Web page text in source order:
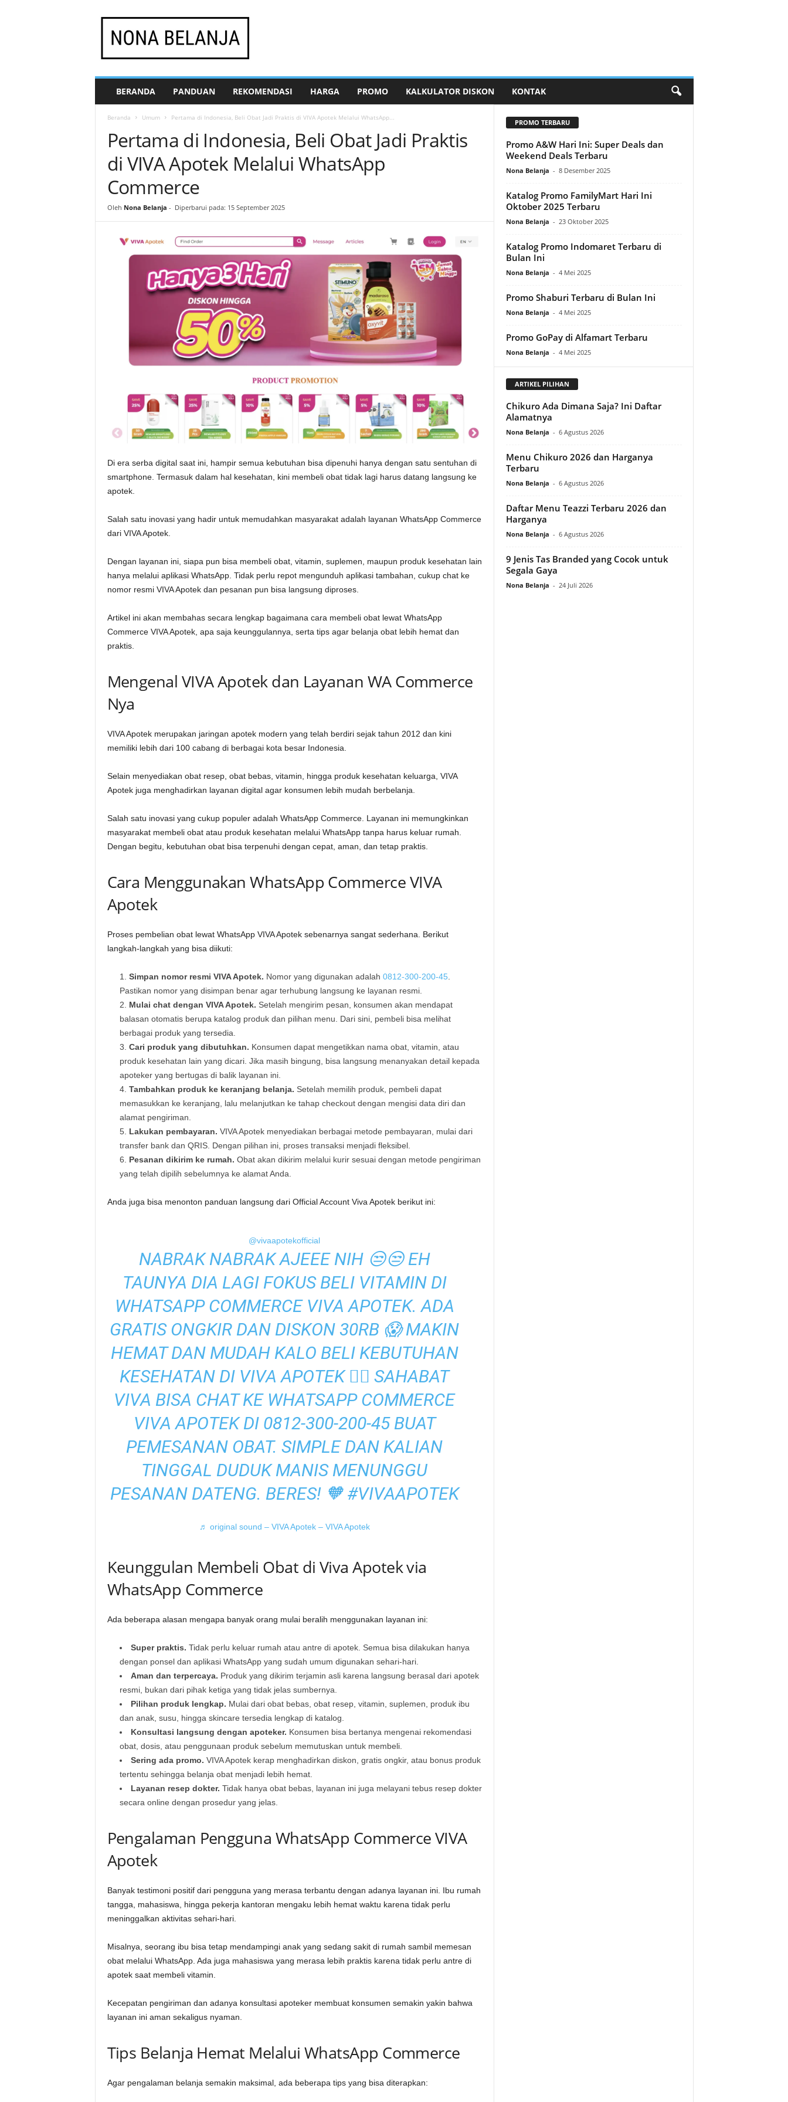
BERANDA PANDUAN REKOMENDASI HARGA PROMO KALKULATOR DISKON KONTAK
Beranda Umum Pertama di Indonesia, Beli Obat Jadi Praktis di VIVA Apotek Melalui WhatsApp...
Pertama di Indonesia, Beli Obat Jadi Praktis
di VIVA Apotek Melalui WhatsApp
Commerce
Oleh Nona Belanja - Diperbarui pada: 15 September 2025
Di era serba digital saat ini, hampir semua kebutuhan bisa dipenuhi hanya dengan satu sentuhan di
smartphone. Termasuk dalam hal kesehatan, kini membeli obat tidak lagi harus datang langsung ke
apotek.
Salah satu inovasi yang hadir untuk memudahkan masyarakat adalah layanan WhatsApp Commerce
dari VIVA Apotek.
Dengan layanan ini, siapa pun bisa membeli obat, vitamin, suplemen, maupun produk kesehatan lain
hanya melalui aplikasi WhatsApp. Tidak perlu repot mengunduh aplikasi tambahan, cukup chat ke
nomor resmi VIVA Apotek dan pesanan pun bisa langsung diproses.
Artikel ini akan membahas secara lengkap bagaimana cara membeli obat lewat WhatsApp
Commerce VIVA Apotek, apa saja keunggulannya, serta tips agar belanja obat lebih hemat dan
praktis.
Mengenal VIVA Apotek dan Layanan WA Commerce
Nya
VIVA Apotek merupakan jaringan apotek modern yang telah berdiri sejak tahun 2012 dan kini
memiliki lebih dari 100 cabang di berbagai kota besar Indonesia.
Selain menyediakan obat resep, obat bebas, vitamin, hingga produk kesehatan keluarga, VIVA
Apotek juga menghadirkan layanan digital agar konsumen lebih mudah berbelanja.
Salah satu inovasi yang cukup populer adalah WhatsApp Commerce. Layanan ini memungkinkan
masyarakat membeli obat atau produk kesehatan melalui WhatsApp tanpa harus keluar rumah.
Dengan begitu, kebutuhan obat bisa terpenuhi dengan cepat, aman, dan tetap praktis.
Cara Menggunakan WhatsApp Commerce VIVA
Apotek
Proses pembelian obat lewat WhatsApp VIVA Apotek sebenarnya sangat sederhana. Berikut
langkah-langkah yang bisa diikuti:
Simpan nomor resmi VIVA Apotek. Nomor yang digunakan adalah 0812-300-200-45
Pastikan nomor yang disimpan benar agar terhubung langsung ke layanan resmi.
Mulai chat dengan VIVA Apotek. Setelah mengirim pesan, konsumen akan mendapat
balasan otomatis berupa katalog produk dan pilihan menu. Dari sini, pembeli bisa melihat
berbagai produk yang tersedia.
Cari produk yang dibutuhkan. Konsumen dapat mengetikkan nama obat, vitamin, atau
produk kesehatan lain yang dicari. Jika masih bingung, bisa langsung menanyakan detail kepada
apoteker yang bertugas di balik layanan ini.
Tambahkan produk ke keranjang belanja. Setelah memilih produk, pembeli dapat
memasukkan ke keranjang, lalu melanjutkan ke tahap checkout dengan mengisi data diri dan
alamat pengiriman.
Lakukan pembayaran. VIVA Apotek menyediakan berbagai metode pembayaran, mulai dari
transfer bank dan QRIS. Dengan pilihan ini, proses transaksi menjadi fleksibel.
Pesanan dikirim ke rumah. Obat akan dikirim melalui kurir sesuai dengan metode pengiriman
yang telah dipilih sebelumnya ke alamat Anda.
Anda juga bisa menonton panduan langsung dari Official Account Viva Apotek berikut ini:
@vivaapotekofficial
NABRAK NABRAK AJEEE NIH 😒😒 EH
TAUNYA DIA LAGI FOKUS BELI VITAMIN DI
WHATSAPP COMMERCE VIVA APOTEK. ADA
GRATIS ONGKIR DAN DISKON 30RB 😱 MAKIN
HEMAT DAN MUDAH KALO BELI KEBUTUHAN
KESEHATAN DI VIVA APOTEK 👌🏼 SAHABAT
VIVA BISA CHAT KE WHATSAPP COMMERCE
VIVA APOTEK DI 0812-300-200-45 BUAT
PEMESANAN OBAT. SIMPLE DAN KALIAN
TINGGAL DUDUK MANIS MENUNGGU
PESANAN DATENG. BERES! 🧡 #VIVAAPOTEK
♬ original sound – VIVA Apotek – VIVA Apotek
Keunggulan Membeli Obat di Viva Apotek via
WhatsApp Commerce
Ada beberapa alasan mengapa banyak orang mulai beralih menggunakan layanan ini:
Super praktis. Tidak perlu keluar rumah atau antre di apotek. Semua bisa dilakukan hanya
dengan ponsel dan aplikasi WhatsApp yang sudah umum digunakan sehari-hari.
Aman dan terpercaya. Produk yang dikirim terjamin asli karena langsung berasal dari apotek
resmi, bukan dari pihak ketiga yang tidak jelas sumbernya.
Pilihan produk lengkap. Mulai dari obat bebas, obat resep, vitamin, suplemen, produk ibu
dan anak, susu, hingga skincare tersedia lengkap di katalog.
Konsultasi langsung dengan apoteker. Konsumen bisa bertanya mengenai rekomendasi
obat, dosis, atau penggunaan produk sebelum memutuskan untuk membeli.
Sering ada promo. VIVA Apotek kerap menghadirkan diskon, gratis ongkir, atau bonus produk
tertentu sehingga belanja obat menjadi lebih hemat.
Layanan resep dokter. Tidak hanya obat bebas, layanan ini juga melayani tebus resep dokter
secara online dengan prosedur yang jelas.
Pengalaman Pengguna WhatsApp Commerce VIVA
Apotek
Banyak testimoni positif dari pengguna yang merasa terbantu dengan adanya layanan ini. Ibu rumah
tangga, mahasiswa, hingga pekerja kantoran mengaku lebih hemat waktu karena tidak perlu
meninggalkan aktivitas sehari-hari.
Misalnya, seorang ibu bisa tetap mendampingi anak yang sedang sakit di rumah sambil memesan
obat melalui WhatsApp. Ada juga mahasiswa yang merasa lebih praktis karena tidak perlu antre di
apotek saat membeli vitamin.
Kecepatan pengiriman dan adanya konsultasi apoteker membuat konsumen semakin yakin bahwa
layanan ini aman sekaligus nyaman.
Tips Belanja Hemat Melalui WhatsApp Commerce
Agar pengalaman belanja semakin maksimal, ada beberapa tips yang bisa diterapkan:
PROMO TERBARU
Promo A&W Hari Ini: Super Deals dan
Weekend Deals Terbaru
Nona Belanja - 8 Desember 2025
Katalog Promo FamilyMart Hari Ini
Oktober 2025 Terbaru
Nona Belanja - 23 Oktober 2025
Katalog Promo Indomaret Terbaru di
Bulan Ini
Nona Belanja - 4 Mei 2025
Promo Shaburi Terbaru di Bulan Ini
Nona Belanja - 4 Mei 2025
Promo GoPay di Alfamart Terbaru
Nona Belanja - 4 Mei 2025
ARTIKEL PILIHAN
Chikuro Ada Dimana Saja? Ini Daftar
Alamatnya
Nona Belanja - 6 Agustus 2026
Menu Chikuro 2026 dan Harganya
Terbaru
Nona Belanja - 6 Agustus 2026
Daftar Menu Teazzi Terbaru 2026 dan
Harganya
Nona Belanja - 6 Agustus 2026
9 Jenis Tas Branded yang Cocok untuk
Segala Gaya
Nona Belanja - 24 Juli 2026